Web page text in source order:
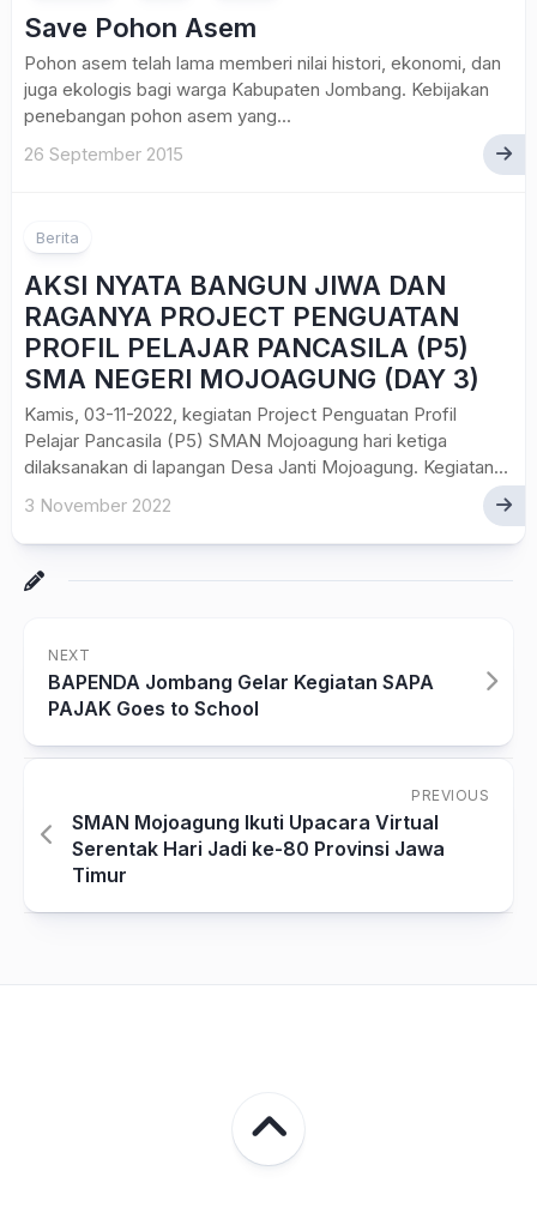
Save Pohon Asem
Pohon asem telah lama memberi nilai histori, ekonomi, dan
juga ekologis bagi warga Kabupaten Jombang. Kebijakan
penebangan pohon asem yang...
26 September 2015
Berita
AKSI NYATA BANGUN JIWA DAN
RAGANYA PROJECT PENGUATAN
PROFIL PELAJAR PANCASILA (P5)
SMA NEGERI MOJOAGUNG (DAY 3)
Kamis, 03-11-2022, kegiatan Project Penguatan Profil
Pelajar Pancasila (P5) SMAN Mojoagung hari ketiga
dilaksanakan di lapangan Desa Janti Mojoagung. Kegiatan...
3 November 2022
NEXT
BAPENDA Jombang Gelar Kegiatan SAPA
PAJAK Goes to School
PREVIOUS
SMAN Mojoagung Ikuti Upacara Virtual
Serentak Hari Jadi ke-80 Provinsi Jawa
Timur